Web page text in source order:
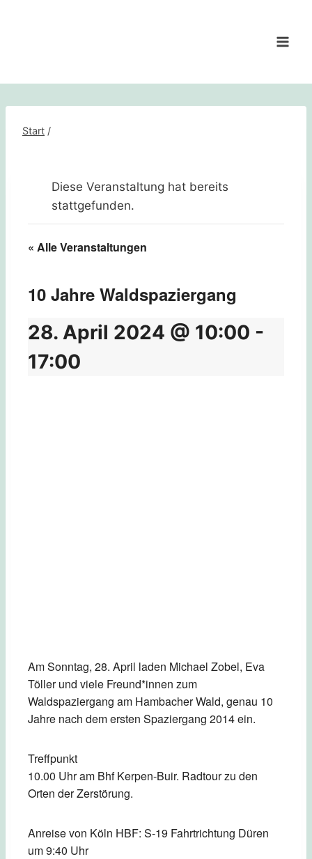
Start /
Diese Veranstaltung hat bereits
stattgefunden.
« Alle Veranstaltungen
10 Jahre Waldspaziergang
28. April 2024 @ 10:00 -
17:00
Am Sonntag, 28. April laden Michael Zobel, Eva
Töller und viele Freund*innen zum
Waldspaziergang am Hambacher Wald, genau 10
Jahre nach dem ersten Spaziergang 2014 ein.
Treffpunkt
10.00 Uhr am Bhf Kerpen-Buir. Radtour zu den
Orten der Zerstörung.
Anreise von Köln HBF: S-19 Fahrtrichtung Düren
um 9:40 Uhr